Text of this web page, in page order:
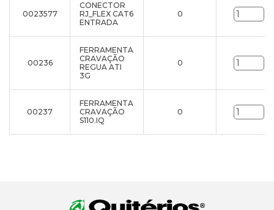
0023577
CONECTOR
RJ_FLEX CAT6
ENTRADA
0
00236
FERRAMENTA
CRAVAÇÃO
REGUA ATI
3G
0
00237
FERRAMENTA
CRAVAÇÃO
S110.IQ
0